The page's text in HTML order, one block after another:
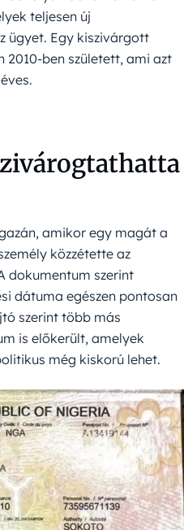
teljesen új
ügyet. Egy kiszivárgott
2010-ben született, ami azt
amikor egy magát a
közzétette az
dokumentum szerint
dátuma egészen pontosan
szerint több más
is előkerült, amelyek
még kiskorú lehet.